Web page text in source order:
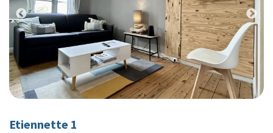
Previous
Etiennette 1